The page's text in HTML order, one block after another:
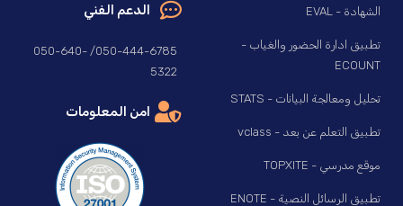
الشهادة - EVAL
تطبيق ادارة الحضور والغياب -
ECOUNT
تحليل ومعالجة البيانات - STATS
تطبيق التعلم عن بعد - vclass
موقع مدرسي - TOPXITE
تطبيق الرسائل النصية - ENOTE
الدعم الفني
050-444-6785/ 050-640-
5322
امن المعلومات